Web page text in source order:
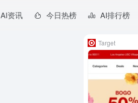
AI资讯 今日热榜 AI排行榜
Target